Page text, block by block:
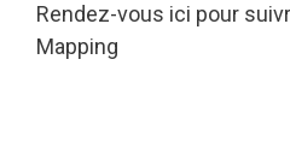
Rendez-vous ici pour
Mapping